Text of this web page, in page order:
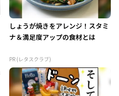
しょうが焼きをアレンジ！スタミ
ナ＆満足度アップの食材とは
PR (レタスクラブ)